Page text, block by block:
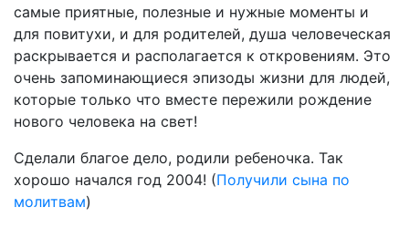
самые приятные, полезные и нужные моменты и
для повитухи, и для родителей, душа человеческая
раскрывается и располагается к откровениям. Это
очень запоминающиеся эпизоды жизни для людей,
которые только что вместе пережили рождение
нового человека на свет!
Сделали благое дело, родили ребеночка. Так
хорошо начался год 2004! (Получили сына по
молитвам)